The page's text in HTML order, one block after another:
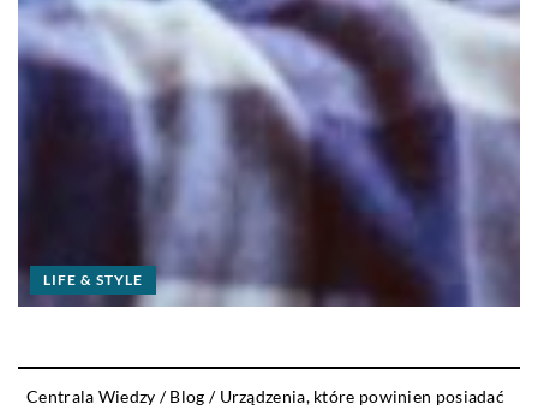
LIFE & STYLE
Centrala Wiedzy /Blog / Urządzenia, które powinien posiadać